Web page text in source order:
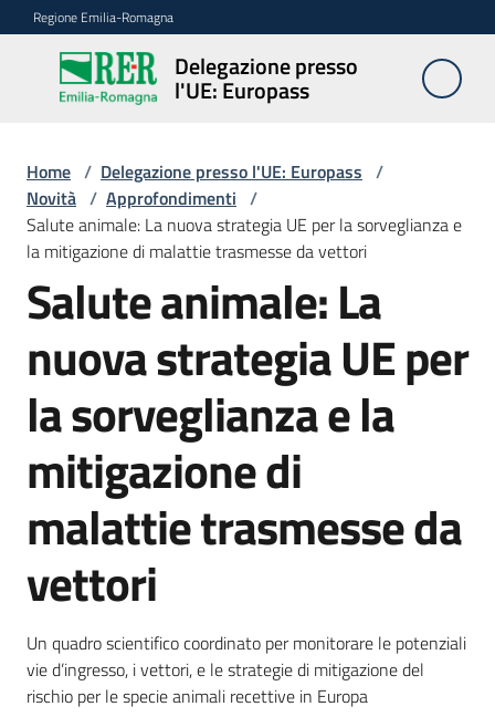
Vai al contenuto
Vai alla navigazione
Vai al footer
Regione Emilia-Romagna
Delegazione presso
l'UE: Europass
Delegazione
presso l'UE:
Novità
Pareri
Opportunità
Chi
siamo
Home / Delegazione presso l'UE: Europass /
Novità / Approfondimenti /
Salute animale: La nuova strategia UE per la sorveglianza e
la mitigazione di malattie trasmesse da vettori
Salute animale: La
nuova strategia UE per
la sorveglianza e la
mitigazione di
malattie trasmesse da
vettori
Un quadro scientifico coordinato per monitorare le potenziali
vie d’ingresso, i vettori, e le strategie di mitigazione del
rischio per le specie animali recettive in Europa